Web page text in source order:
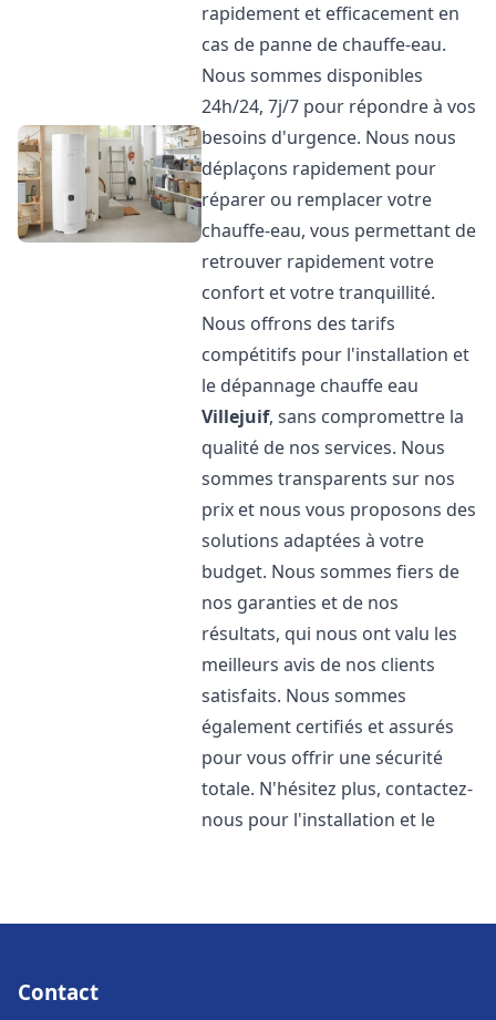
rapidement et efficacement en
cas de panne de chauffe-eau.
Nous sommes disponibles
24h/24, 7j/7 pour répondre à vos
besoins d'urgence. Nous nous
déplaçons rapidement pour
réparer ou remplacer votre
chauffe-eau, vous permettant de
retrouver rapidement votre
confort et votre tranquillité.
Nous offrons des tarifs
compétitifs pour l'installation et
le dépannage chauffe eau
Villejuif, sans compromettre la
qualité de nos services. Nous
sommes transparents sur nos
prix et nous vous proposons des
solutions adaptées à votre
budget. Nous sommes fiers de
nos garanties et de nos
résultats, qui nous ont valu les
meilleurs avis de nos clients
satisfaits. Nous sommes
également certifiés et assurés
pour vous offrir une sécurité
totale. N'hésitez plus, contactez-
nous pour l'installation et le
Contact